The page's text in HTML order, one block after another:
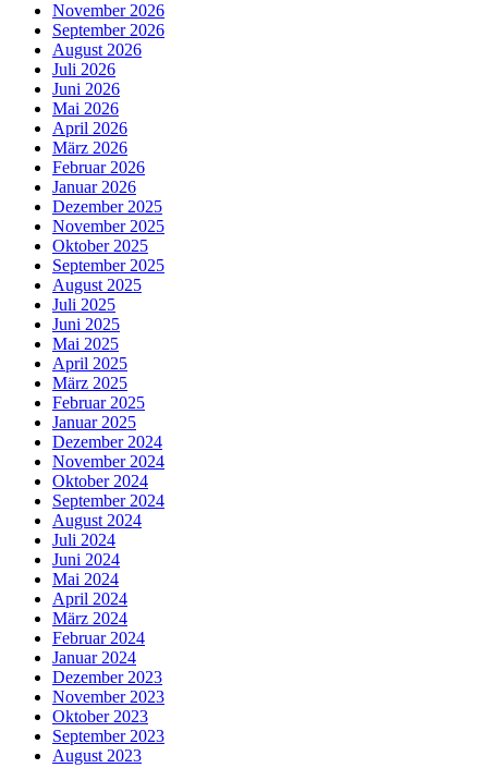
November 2026
September 2026
August 2026
Juli 2026
Juni 2026
Mai 2026
April 2026
März 2026
Februar 2026
Januar 2026
Dezember 2025
November 2025
Oktober 2025
September 2025
August 2025
Juli 2025
Juni 2025
Mai 2025
April 2025
März 2025
Februar 2025
Januar 2025
Dezember 2024
November 2024
Oktober 2024
September 2024
August 2024
Juli 2024
Juni 2024
Mai 2024
April 2024
März 2024
Februar 2024
Januar 2024
Dezember 2023
November 2023
Oktober 2023
September 2023
August 2023